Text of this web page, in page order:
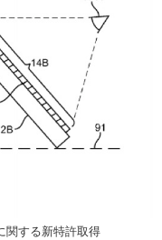
関する新特許取得